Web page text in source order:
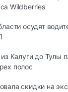
Wildberries
осудят
Калуги до Тулы
полос
скидки на